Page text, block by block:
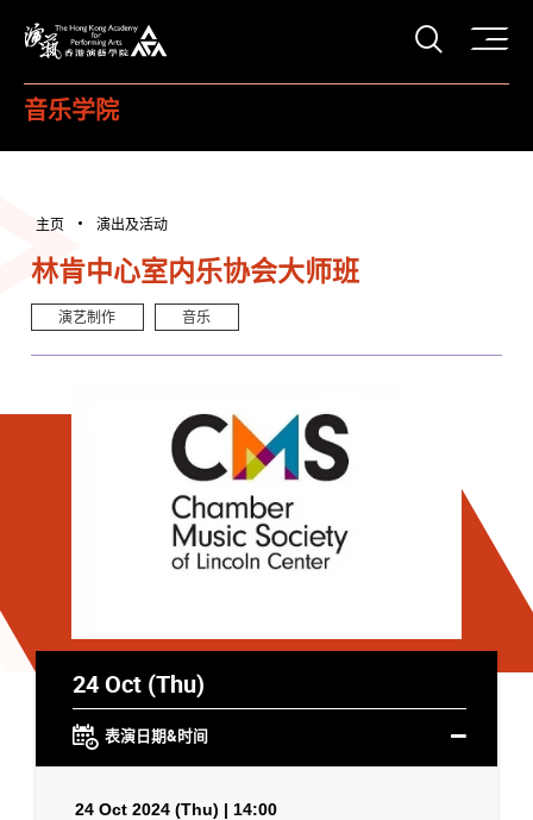
打开
音乐学院
主页 演出及活动
林肯中心室内乐协会大师班
演艺制作 音乐
24 Oct (Thu)
表演日期&时间
24 Oct 2024 (Thu) | 14:00